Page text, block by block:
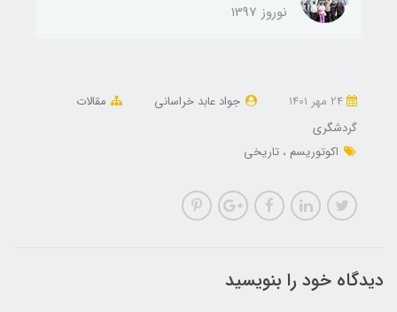
نوروز 1397
جواد عابد خراسانی
مقالات
گردشگری
اکوتوریسم
تاریخی
دیدگاه خود را بنویسید